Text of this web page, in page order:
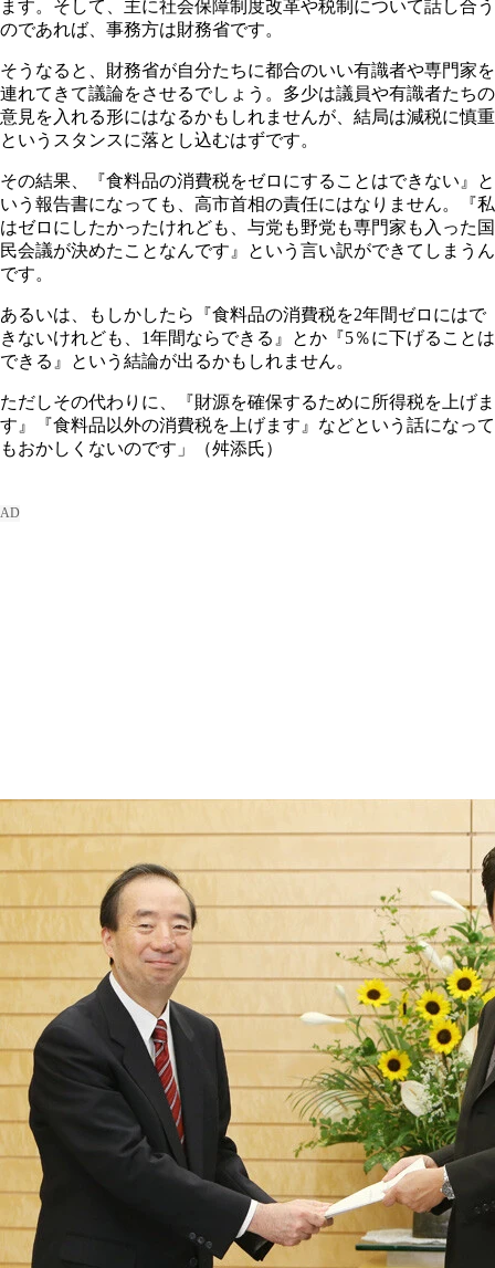
ます。そして、主に社会保障制度改革や税制について話し合う
のであれば、事務方は財務省です。
そうなると、財務省が自分たちに都合のいい有識者や専門家を
連れてきて議論をさせるでしょう。多少は議員や有識者たちの
意見を入れる形にはなるかもしれませんが、結局は減税に慎重
というスタンスに落とし込むはずです。
その結果、『食料品の消費税をゼロにすることはできない』と
いう報告書になっても、高市首相の責任にはなりません。『私
はゼロにしたかったけれども、与党も野党も専門家も入った国
民会議が決めたことなんです』という言い訳ができてしまうん
です。
あるいは、もしかしたら『食料品の消費税を2年間ゼロにはで
きないけれども、1年間ならできる』とか『5％に下げることは
できる』という結論が出るかもしれません。
ただしその代わりに、『財源を確保するために所得税を上げま
す』『食料品以外の消費税を上げます』などという話になって
もおかしくないのです」（舛添氏）